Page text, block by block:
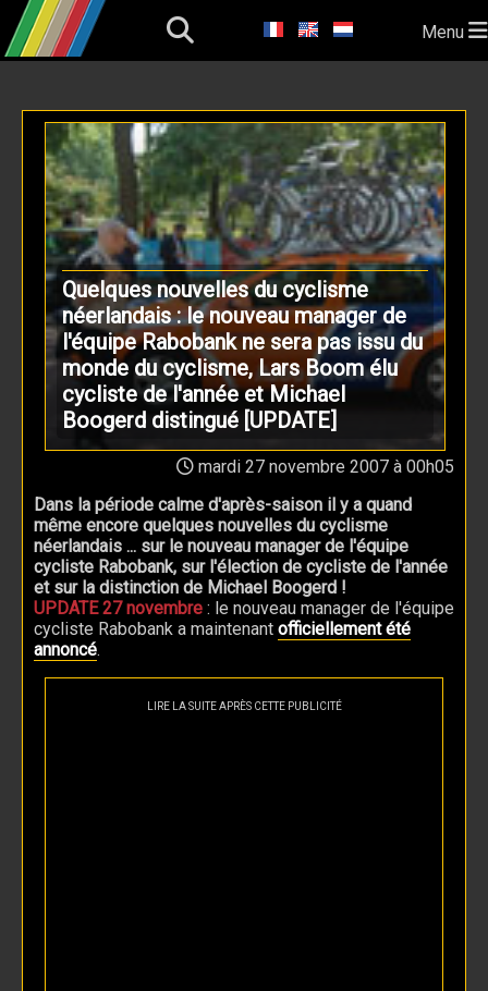
Menu
Quelques nouvelles du cyclisme
néerlandais : le nouveau manager de
l'équipe Rabobank ne sera pas issu du
monde du cyclisme, Lars Boom élu
cycliste de l'année et Michael
Boogerd distingué [UPDATE]
mardi 27 novembre 2007 à 00h05
Dans la période calme d'après-saison il y a quand
même encore quelques nouvelles du cyclisme
néerlandais ... sur le nouveau manager de l'équipe
cycliste Rabobank, sur l'élection de cycliste de l'année
et sur la distinction de Michael Boogerd !
UPDATE 27 novembre : le nouveau manager de l'équipe
cycliste Rabobank a maintenant officiellement été
annoncé.
LIRE LA SUITE APRÈS CETTE PUBLICITÉ